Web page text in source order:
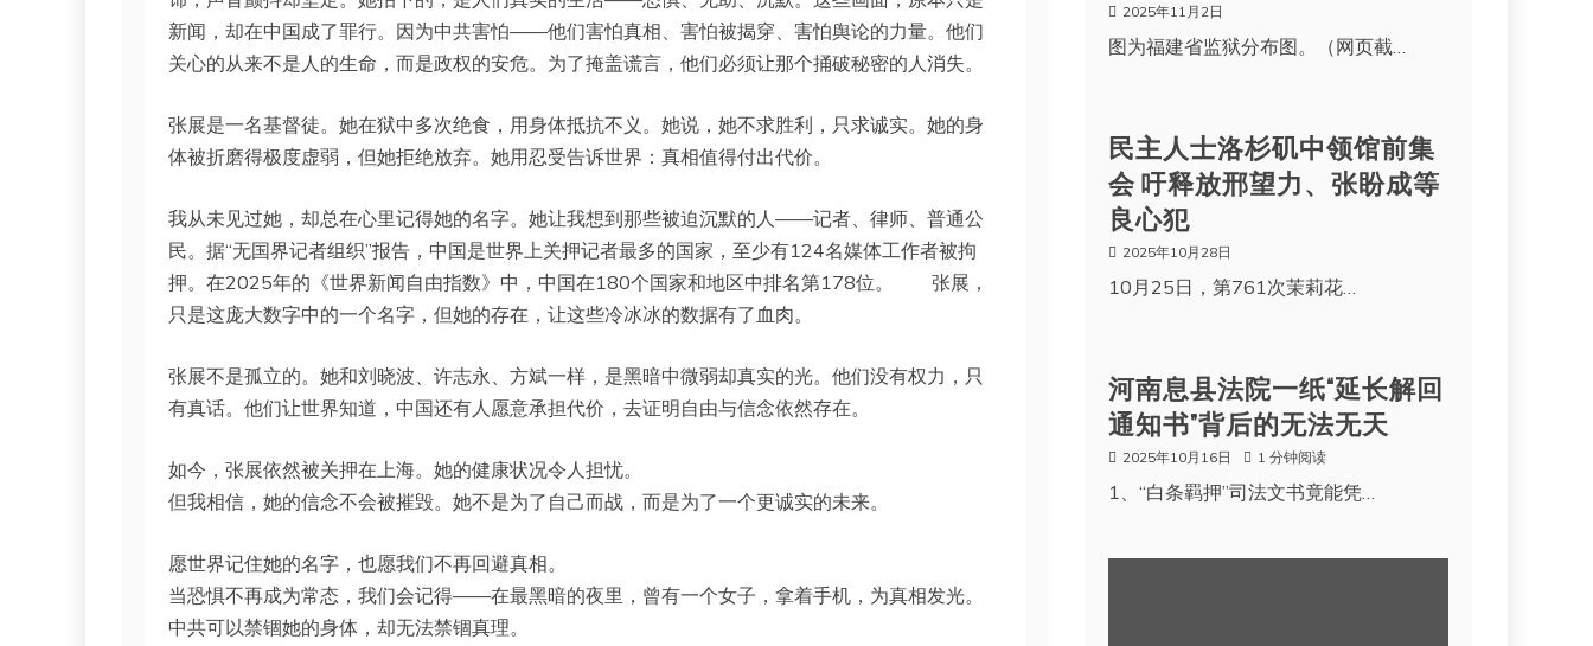
新闻，却在中国成了罪行。因为中共害怕——他们害怕真相、害怕被揭穿、害怕舆论的力量。他们
关心的从来不是人的生命，而是政权的安危。为了掩盖谎言，他们必须让那个捅破秘密的人消失。
张展是一名基督徒。她在狱中多次绝食，用身体抵抗不义。她说，她不求胜利，只求诚实。她的身
体被折磨得极度虚弱，但她拒绝放弃。她用忍受告诉世界：真相值得付出代价。
我从未见过她，却总在心里记得她的名字。她让我想到那些被迫沉默的人——记者、律师、普通公
民。据“无国界记者组织”报告，中国是世界上关押记者最多的国家，至少有124名媒体工作者被拘
押。在2025年的《世界新闻自由指数》中，中国在180个国家和地区中排名第178位。 张展，
只是这庞大数字中的一个名字，但她的存在，让这些冷冰冰的数据有了血肉。
张展不是孤立的。她和刘晓波、许志永、方斌一样，是黑暗中微弱却真实的光。他们没有权力，只
有真话。他们让世界知道，中国还有人愿意承担代价，去证明自由与信念依然存在。
如今，张展依然被关押在上海。她的健康状况令人担忧。
但我相信，她的信念不会被摧毁。她不是为了自己而战，而是为了一个更诚实的未来。
愿世界记住她的名字，也愿我们不再回避真相。
当恐惧不再成为常态，我们会记得——在最黑暗的夜里，曾有一个女子，拿着手机，为真相发光。
中共可以禁锢她的身体，却无法禁锢真理。
2025年11月2日
图为福建省监狱分布图。（网页截…
民主人士洛杉矶中领馆前集
会 吁释放邢望力、张盼成等
良心犯
2025年10月28日
10月25日，第761次茉莉花…
河南息县法院一纸“延长解回
通知书”背后的无法无天
2025年10月16日 1 分钟阅读
1、“白条羁押”司法文书竟能凭…